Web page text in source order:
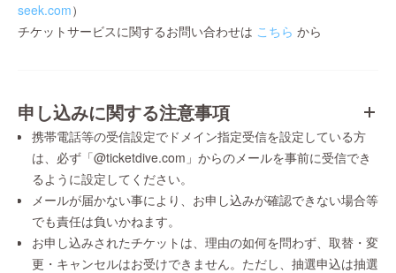
seek.com）
チケットサービスに関するお問い合わせは こちら から
申し込みに関する注意事項
携帯電話等の受信設定でドメイン指定受信を設定している方
は、必ず「@ticketdive.com」からのメールを事前に受信でき
るように設定してください。
メールが届かない事により、お申し込みが確認できない場合等
でも責任は負いかねます。
お申し込みされたチケットは、理由の如何を問わず、取替・変
更・キャンセルはお受けできません。ただし、抽選申込は抽選